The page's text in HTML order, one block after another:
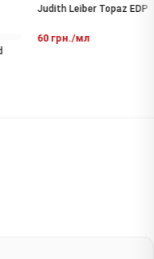
Judith Leiber Topaz EDP
60 грн./мл